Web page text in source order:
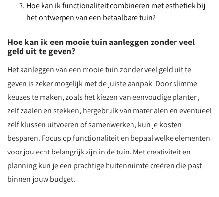
Hoe kan ik functionaliteit combineren met esthetiek bij
het ontwerpen van een betaalbare tuin?
Hoe kan ik een mooie tuin aanleggen zonder veel
geld uit te geven?
Het aanleggen van een mooie tuin zonder veel geld uit te
geven is zeker mogelijk met de juiste aanpak. Door slimme
keuzes te maken, zoals het kiezen van eenvoudige planten,
zelf zaaien en stekken, hergebruik van materialen en eventueel
zelf klussen uitvoeren of samenwerken, kun je kosten
besparen. Focus op functionaliteit en bepaal welke elementen
voor jou echt belangrijk zijn in de tuin. Met creativiteit en
planning kun je een prachtige buitenruimte creëren die past
binnen jouw budget.